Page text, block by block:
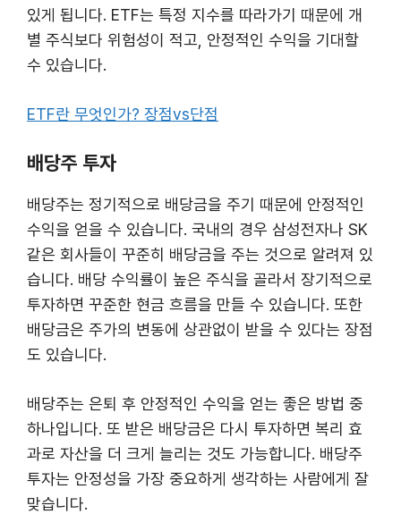
있게 됩니다. ETF는 특정 지수를 따라가기 때문에 개
별 주식보다 위험성이 적고, 안정적인 수익을 기대할
수 있습니다.
ETF란 무엇인가? 장점vs단점
배당주 투자
배당주는 정기적으로 배당금을 주기 때문에 안정적인
수익을 얻을 수 있습니다. 국내의 경우 삼성전자나 SK
같은 회사들이 꾸준히 배당금을 주는 것으로 알려져 있
습니다. 배당 수익률이 높은 주식을 골라서 장기적으로
투자하면 꾸준한 현금 흐름을 만들 수 있습니다. 또한
배당금은 주가의 변동에 상관없이 받을 수 있다는 장점
도 있습니다.
배당주는 은퇴 후 안정적인 수익을 얻는 좋은 방법 중
하나입니다. 또 받은 배당금은 다시 투자하면 복리 효
과로 자산을 더 크게 늘리는 것도 가능합니다. 배당주
투자는 안정성을 가장 중요하게 생각하는 사람에게 잘
맞습니다.